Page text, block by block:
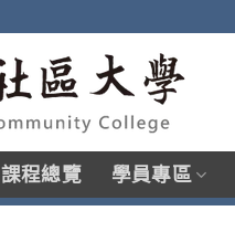
課程總覽 學員專區